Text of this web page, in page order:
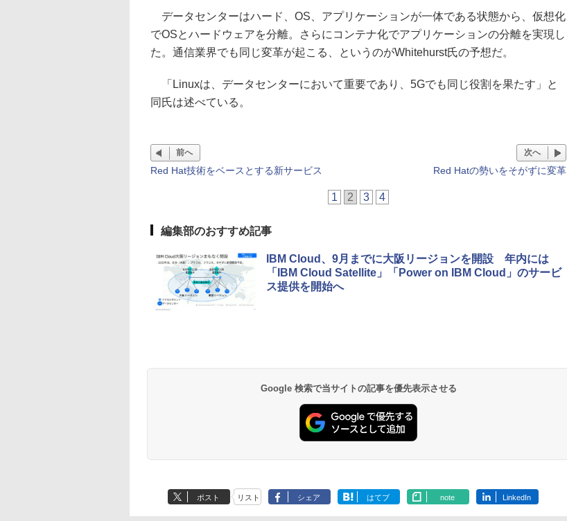
データセンターはハード、OS、アプリケーションが一体である状態から、仮想化
でOSとハードウェアを分離。さらにコンテナ化でアプリケーションの分離を実現し
た。通信業界でも同じ変革が起こる、というのがWhitehurst氏の予想だ。
「Linuxは、データセンターにおいて重要であり、5Gでも同じ役割を果たす」と
同氏は述べている。
前へ
Red Hat技術をベースとする新サービス
次へ
Red Hatの勢いをそがずに変革
1 2 3 4
編集部のおすすめ記事
IBM Cloud、9月までに大阪リージョンを開設 年内には
「IBM Cloud Satellite」「Power on IBM Cloud」のサービ
ス提供を開始へ
Google 検索で当サイトの記事を優先表示させる
ポスト リスト シェア はてブ note LinkedIn